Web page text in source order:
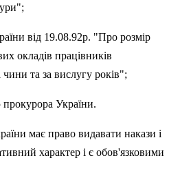
від 19.08.92р. "Про розмір
окладів працівників
та за вислугу років";
України.
має право видавати накази і
характер і є обов'язковими